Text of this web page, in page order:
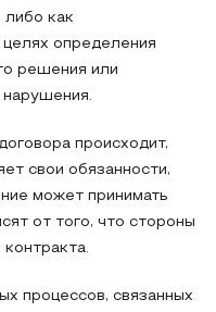
либо как
определения
решения или
нарушения.
происходит,
свои обязанности,
может принимать
от того, что стороны
процессов, связанных